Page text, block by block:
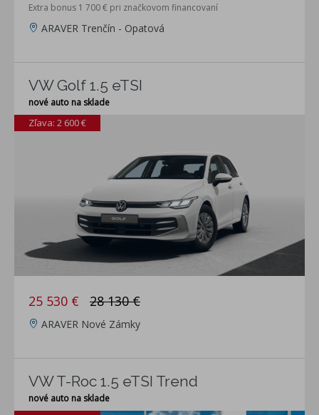
Extra bonus 1 700 € pri značkovom financovaní
ARAVER Trenčín - Opatová
VW Golf 1.5 eTSI
nové auto na sklade
Zľava: 2 600 €
25 530 € 28 130 €
ARAVER Nové Zámky
VW T-Roc 1.5 eTSI Trend
nové auto na sklade